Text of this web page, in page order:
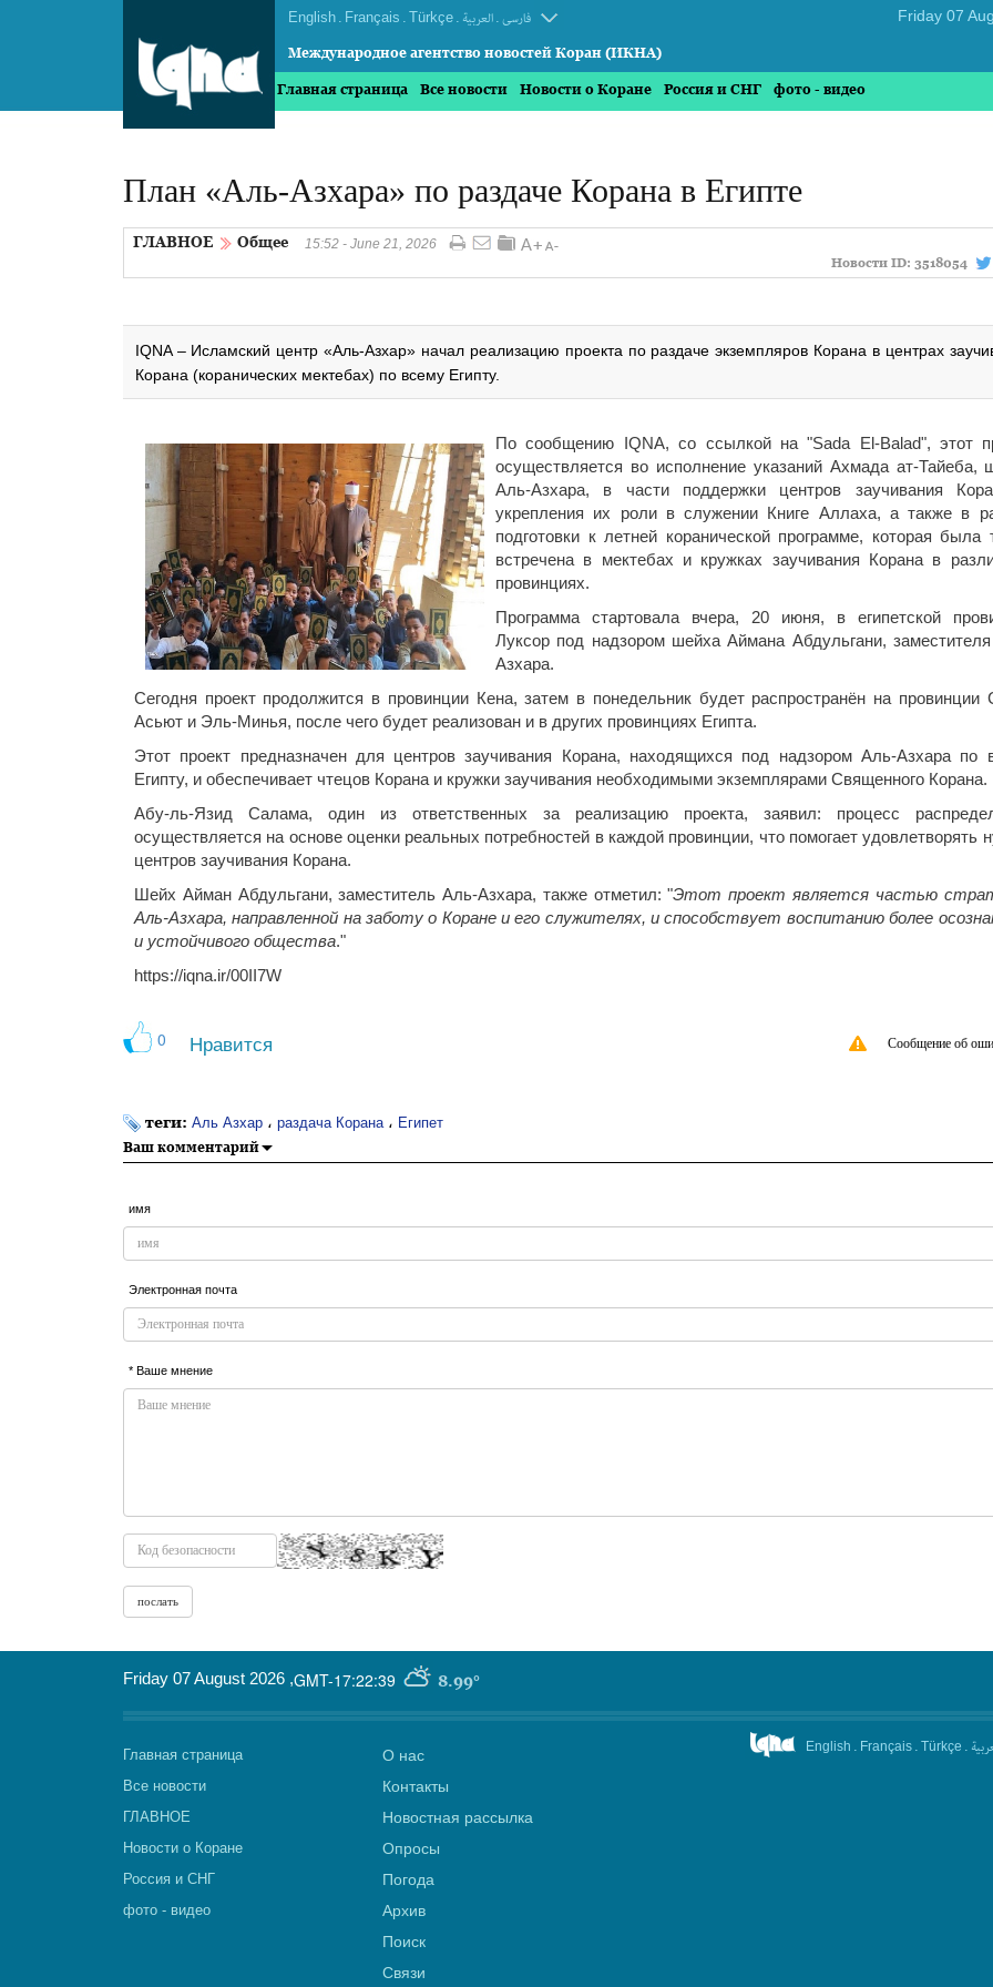
English . Français . Türkçe . العربیة . فارسی
Международное агентство новостей Коран (ИКНА)
Главная страница Все новости Новости о Коране Россия и СНГ фото - видео
План «Аль-Азхара» по раздаче Корана в Египте
ГЛАВНОЕ Общее
15:52 - June 21, 2026
Новости ID: 3518054
IQNA – Исламский центр «Аль-Азхар» начал реализацию проекта по раздаче экземпляров Корана в центрах
Корана (коранических мектебах) по всему Египту.
По сообщению IQNA, со ссылкой на "Sada El-Balad", этот
осуществляется во исполнение указаний Ахмада ат-Тайеба,
Аль-Азхара, в части поддержки центров заучивания
укрепления их роли в служении Книге Аллаха, а также в
подготовки к летней коранической программе, которая была
встречена в мектебах и кружках заучивания Корана в
провинциях.
Программа стартовала вчера, 20 июня, в египетской
Луксор под надзором шейха Аймана Абдульгани,
Азхара.
Сегодня проект продолжится в провинции Кена, затем в понедельник будет распространён на провинции
Асьют и Эль-Минья, после чего будет реализован и в других провинциях Египта.
Этот проект предназначен для центров заучивания Корана, находящихся под надзором Аль-Азхара по
Египту, и обеспечивает чтецов Корана и кружки заучивания необходимыми экземплярами Священного Корана.
Абу-ль-Язид Салама, один из ответственных за реализацию проекта, заявил: процесс
осуществляется на основе оценки реальных потребностей в каждой провинции, что помогает удовлетворять
центров заучивания Корана.
Шейх Айман Абдульгани, заместитель Аль-Азхара, также отметил: "Этот проект является частью
Аль-Азхара, направленной на заботу о Коране и его служителях, и способствует воспитанию более
и устойчивого общества."
https://iqna.ir/00II7W
0 Нравится Сообщение об
теги: Аль Азхар ، раздача Корана ، Египет
Ваш комментарий
имя
Электронная почта
* Ваше мнение
GMT-17:22:39 8.99°
Friday 07 August 2026 ,
Главная страница
Все новости
ГЛАВНОЕ
Новости о Коране
Россия и СНГ
фото - видео
О нас
Контакты
Новостная рассылка
Опросы
Погода
Архив
Поиск
Связи
English . Français . Türkçe .